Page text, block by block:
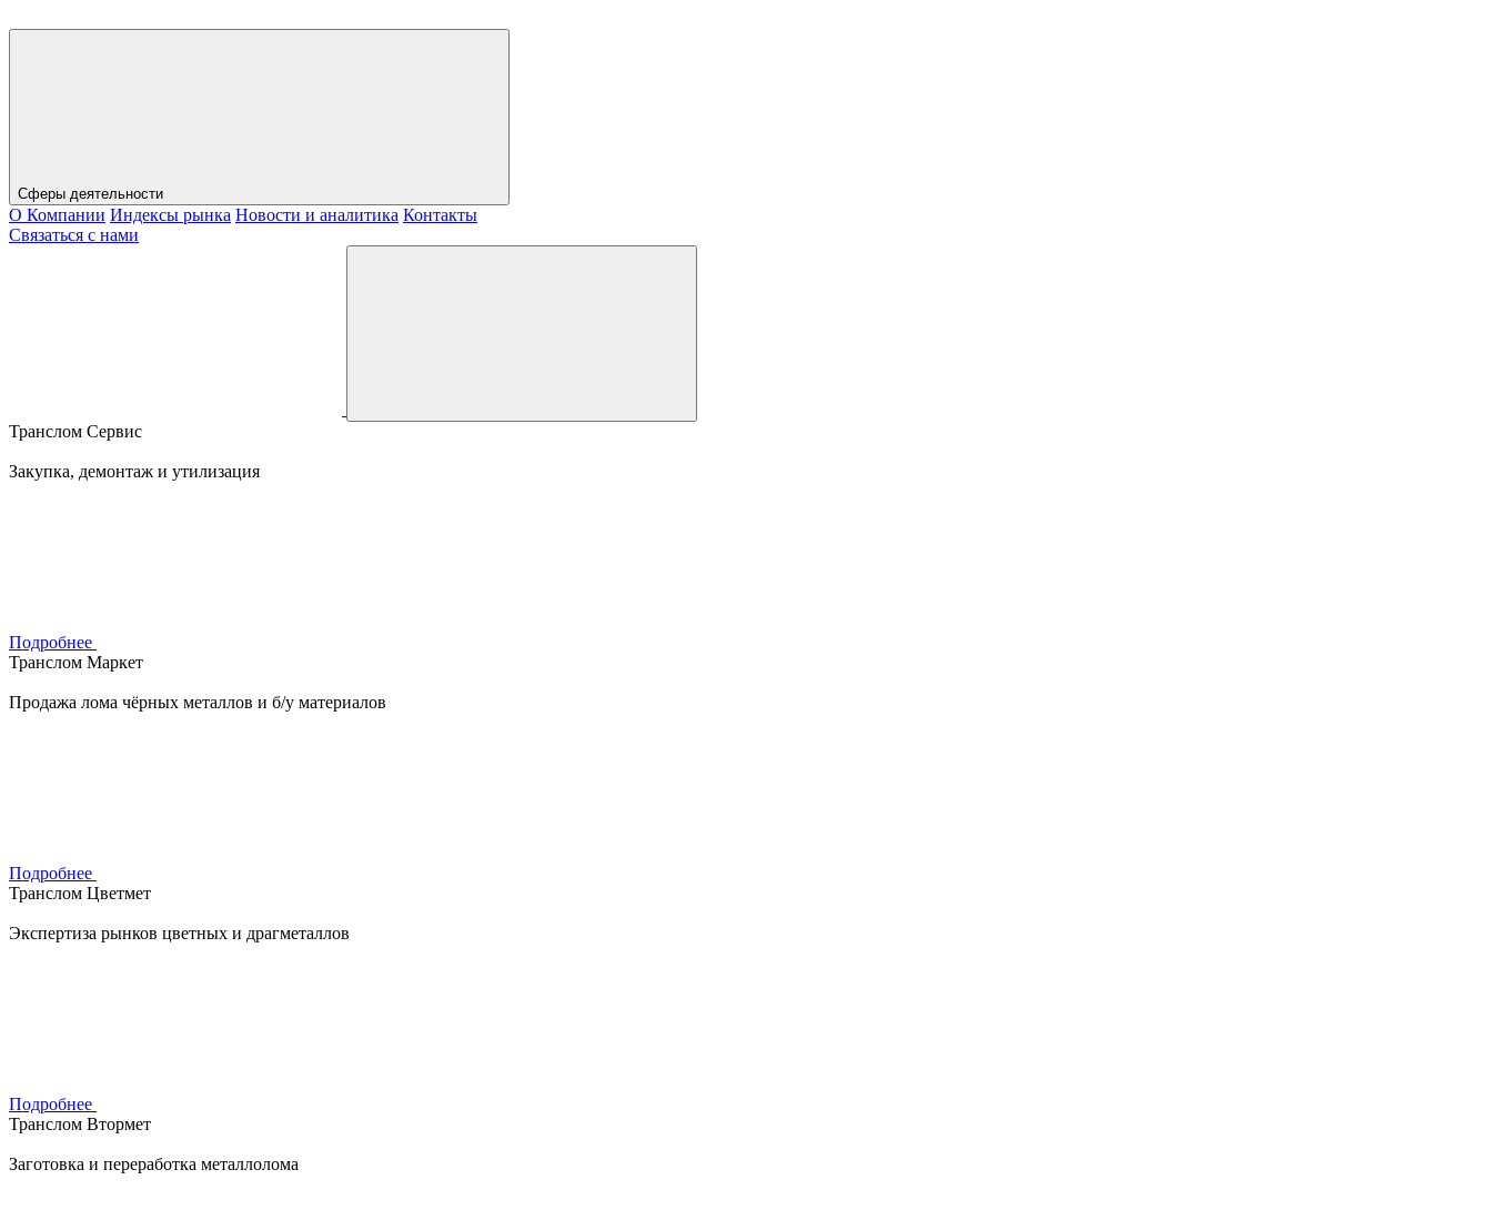
Сферы деятельности
О Компании Индексы рынка Новости и аналитика Контакты
Связаться с нами
Транслом Сервис
Закупка, демонтаж и утилизация
Подробнее
Транслом Маркет
Продажа лома чёрных металлов и б/у материалов
Подробнее
Транслом Цветмет
Экспертиза рынков цветных и драгметаллов
Подробнее
Транслом Втормет
Заготовка и переработка металлолома